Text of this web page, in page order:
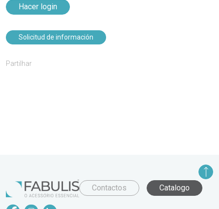
Hacer login
Solicitud de información
Partilhar
Contactos Catalogo